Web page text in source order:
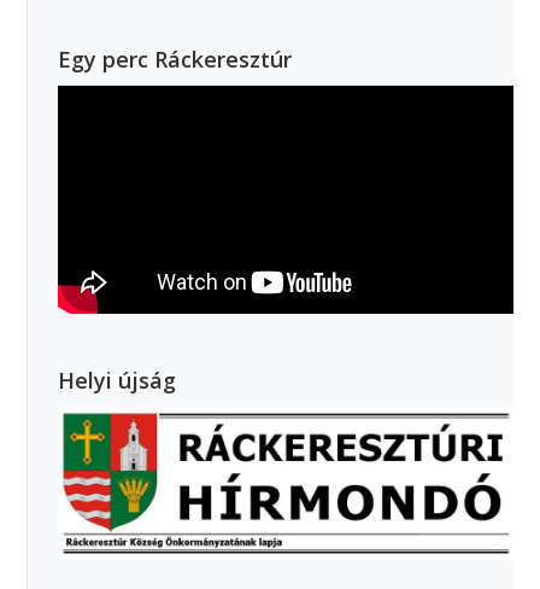
Egy perc Ráckeresztúr
Helyi újság